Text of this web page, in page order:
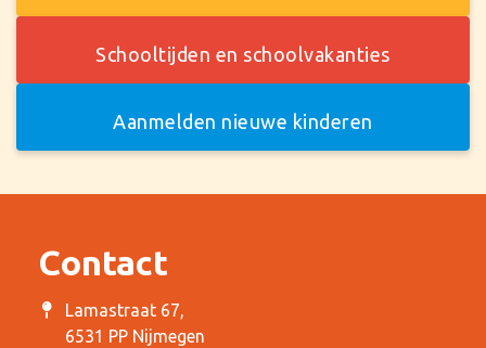
Schooltijden en schoolvakanties
Aanmelden nieuwe kinderen
Contact
Lamastraat 67,
6531 PP Nijmegen